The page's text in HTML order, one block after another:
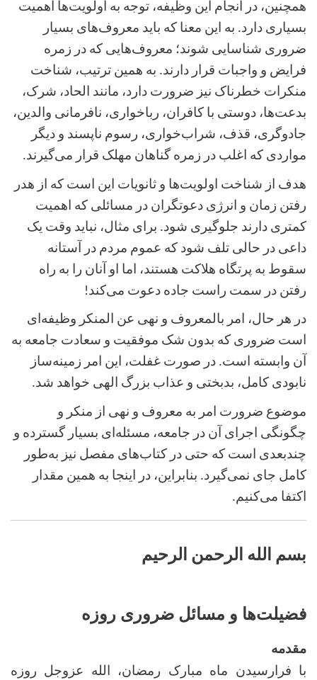
همچنین، در انجام این وظیفه، توجه به اولویت‌ها اهمیت
بسیاری دارد. به این معنا که باید معروف‌های بسیار
ضروری شناسایی شوند؛ معروف‌هایی که در زمره
فرایض و واجبات قرار دارند. به همین ترتیب، شناخت
منکرات خطرناک نیز ضرورت دارد، مانند الحاد، شرک،
بدعت‌ها، دوستی با کافران، رباخواری، نافرمانی والدین،
جادوگری، قذف، شراب‌خواری، رسوم ناپسند و دیگر
مواردی که اغلب در زمره گناهان مهلک قرار می‌گیرند.
هدف از شناخت اولویت‌ها و ثانویات این است که از هدر
رفتن زمان و انرژی دعوتگران در مسائلی که اهمیت
کمتری دارند جلوگیری شود. برای مثال، نباید وقت یک
داعی در حالی تلف شود که عموم مردم در آستانه
سقوط به پرتگاه هلاکت هستند، اما او آنان را به راه
رفتن در سمت راست جاده دعوت می‌کند!
در هر حال، امر بالمعروف و نهی عن المنکر وظیفه‌ای
است ضروری که بدون شک موفقیت و سعادت جامعه به
آن وابسته است. در صورت غفلت، این امر زمینه‌ساز
نابودی کامل، بدبختی و عذاب بزرگ الهی خواهد شد.
موضوع ضرورت امر به معروف و نهی از منکر و
چگونگی اجرای آن در جامعه، مسئله‌ای بسیار گسترده و
چندبعدی است که حتی در کتاب‌های مفصل نیز به‌طور
کامل جای نمی‌گیرد. بنابراین، در اینجا به همین مقدار
اکتفا می‌کنیم.
بسم الله الرحمن الرحیم
فضیلت‌ها و مسائل ضروری روزه
مقدمه
با فرارسیدن ماه مبارک رمضان، الله عزوجل روزه